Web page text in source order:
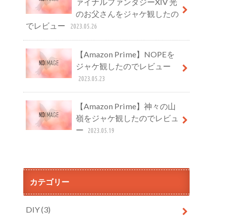
ァイナルファンタジーXIV 光
のお父さんをジャケ観したの
でレビュー
2023.05.26
【Amazon Prime】NOPEを
ジャケ観したのでレビュー
2023.05.23
【Amazon Prime】神々の山
嶺をジャケ観したのでレビュ
ー 2023.05.19
カテゴリー
DIY(3)